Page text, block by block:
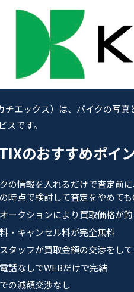
チエックス）は、バイクの写
スです。
のおすすめポイ
の情報を入れるだけで査定前
時点で検討して査定をやめても
ークションにより買取価格が
・キャンセル料が完全無料
タッフが買取金額の交渉をし
話なしでWEBだけで完結
の減額交渉なし